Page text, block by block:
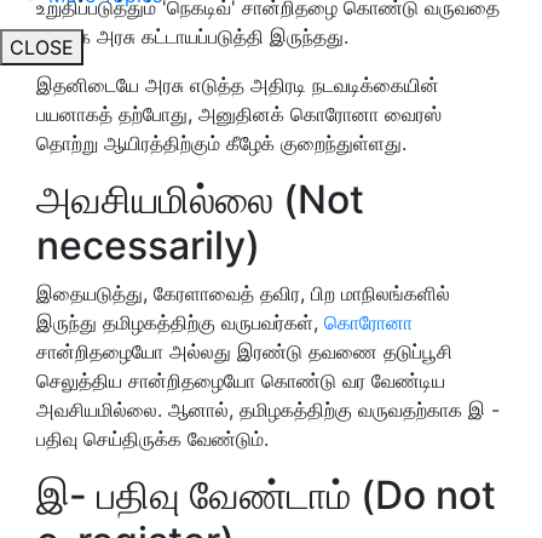
CLOSE
உறுதிப்படுத்தும் 'நெகடிவ்' சான்றிதழை கொண்டு வருவதை
தமிழக அரசு கட்டாயப்படுத்தி இருந்தது.
இதனிடையே அரசு எடுத்த அதிரடி நடவடிக்கையின்
பயனாகத் தற்போது, அனுதினக் கொரோனா வைரஸ்
தொற்று ஆயிரத்திற்கும் கீழேக் குறைந்துள்ளது.
அவசியமில்லை (Not
necessarily)
இதையடுத்து, கேரளாவைத் தவிர, பிற மாநிலங்களில்
இருந்து தமிழகத்திற்கு வருபவர்கள், கொரோனா
சான்றிதழையோ அல்லது இரண்டு தவணை தடுப்பூசி
செலுத்திய சான்றிதழையோ கொண்டு வர வேண்டிய
அவசியமில்லை. ஆனால், தமிழகத்திற்கு வருவதற்காக இ -
பதிவு செய்திருக்க வேண்டும்.
இ- பதிவு வேண்டாம் (Do not